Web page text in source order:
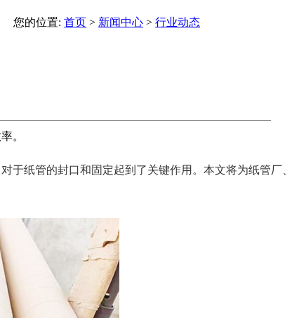
您的位置:首页 > 新闻中心 >行业动态
。
纸管的封口和固定起到了关键作用。本文将为纸管厂、